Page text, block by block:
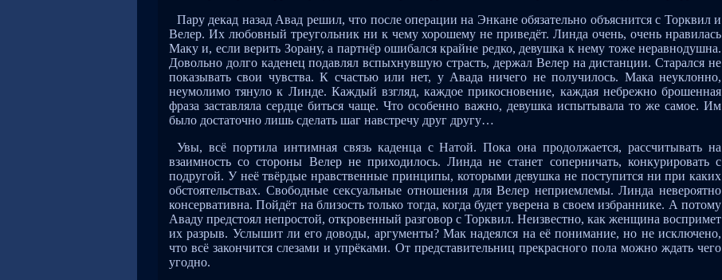
Пару декад назад Авад решил, что после операции на Энкане обязательно объяснится с Торквил и
Велер. Их любовный треугольник ни к чему хорошему не приведёт. Линда очень, очень нравилась
Маку и, если верить Зорану, а партнёр ошибался крайне редко, девушка к нему тоже неравнодушна.
Довольно долго каденец подавлял вспыхнувшую страсть, держал Велер на дистанции. Старался не
показывать свои чувства. К счастью или нет, у Авада ничего не получилось. Мака неуклонно,
неумолимо тянуло к Линде. Каждый взгляд, каждое прикосновение, каждая небрежно брошенная
фраза заставляла сердце биться чаще. Что особенно важно, девушка испытывала то же самое. Им
было достаточно лишь сделать шаг навстречу друг другу…
Увы, всё портила интимная связь каденца с Натой. Пока она продолжается, рассчитывать на
взаимность со стороны Велер не приходилось. Линда не станет соперничать, конкурировать с
подругой. У неё твёрдые нравственные принципы, которыми девушка не поступится ни при каких
обстоятельствах. Свободные сексуальные отношения для Велер неприемлемы. Линда невероятно
консервативна. Пойдёт на близость только тогда, когда будет уверена в своем избраннике. А потому
Аваду предстоял непростой, откровенный разговор с Торквил. Неизвестно, как женщина воспримет
их разрыв. Услышит ли его доводы, аргументы? Мак надеялся на её понимание, но не исключено,
что всё закончится слезами и упрёками. От представительниц прекрасного пола можно ждать чего
угодно.